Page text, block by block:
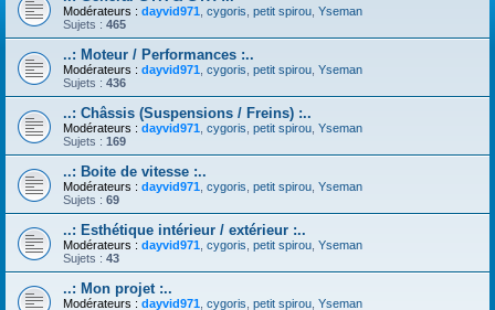
r
Modérateurs : dayvid971 cygoris petit spirou Yseman
Sujets : 465
..: Moteur / Performances :..
Modérateurs : dayvid971 cygoris petit spirou Yseman
Sujets : 436
..: Châssis (Suspensions / Freins) :..
Modérateurs : dayvid971 cygoris petit spirou Yseman
Sujets : 169
..: Boite de vitesse :..
Modérateurs : dayvid971 cygoris petit spirou Yseman
Sujets : 69
..: Esthétique intérieur / extérieur :..
Modérateurs : dayvid971 cygoris petit spirou Yseman
Sujets : 43
..: Mon projet :..
Modérateurs : dayvid971 cygoris petit spirou Yseman